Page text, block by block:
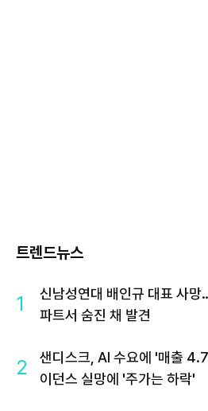
트렌드뉴스
1
신남성연대 배인규 대표 사망
파트서 숨진 채 발견
2
샌디스크, AI 수요에 '매출
이던스 실망에 '주가는 하락'